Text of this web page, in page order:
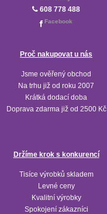
608 778 488
Facebook
Proč nakupovat u nás
Jsme ověřený obchod
Na trhu již od roku 2007
Krátká dodací doba
Doprava zdarma již od 2500 Kč
Držíme krok s konkurencí
Tisíce výrobků skladem
Levné ceny
Kvalitní výrobky
Spokojení zákazníci